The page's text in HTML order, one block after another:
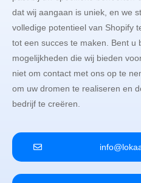
dat wij aangaan is uniek, en we
volledige potentieel van Shopify
tot een succes te maken. Bent u
mogelijkheden die wij bieden
niet om contact met ons op te
om uw dromen te realiseren en
bedrijf te creëren.